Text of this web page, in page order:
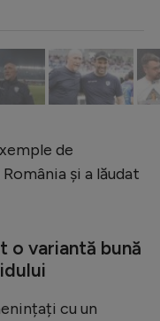
de
și a lăudat
o variantă bună
cu un